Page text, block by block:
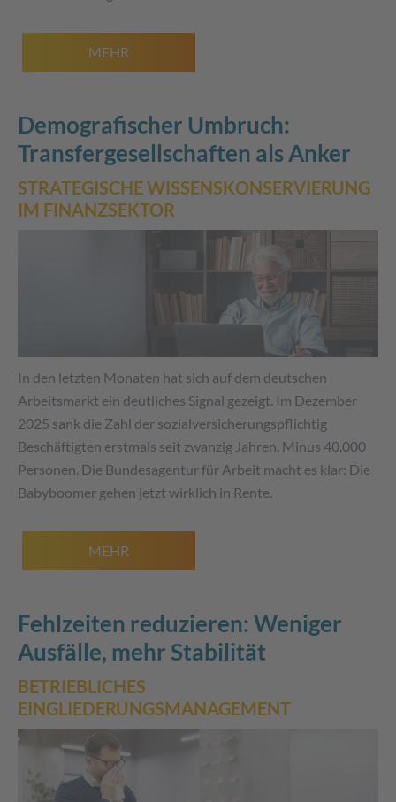
MEHR
Demografischer Umbruch:
Transfergesellschaften als Anker
STRATEGISCHE WISSENSKONSERVIERUNG
IM FINANZSEKTOR
In den letzten Monaten hat sich auf dem deutschen
Arbeitsmarkt ein deutliches Signal gezeigt. Im Dezember
2025 sank die Zahl der sozialversicherungspflichtig
Beschäftigten erstmals seit zwanzig Jahren. Minus 40.000
Personen. Die Bundesagentur für Arbeit macht es klar: Die
Babyboomer gehen jetzt wirklich in Rente.
MEHR
Fehlzeiten reduzieren: Weniger
Ausfälle, mehr Stabilität
BETRIEBLICHES
EINGLIEDERUNGSMANAGEMENT